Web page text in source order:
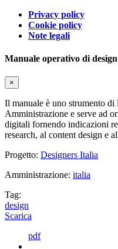
Privacy policy
Cookie policy
Note legali
Manuale operativo di design
×
Il manuale è uno strumento
Amministrazione e serve ad
digitali fornendo indicazioni
research, al content design e
Progetto: Designers Italia
Amministrazione: italia
Tag:
design
Scarica
pdf